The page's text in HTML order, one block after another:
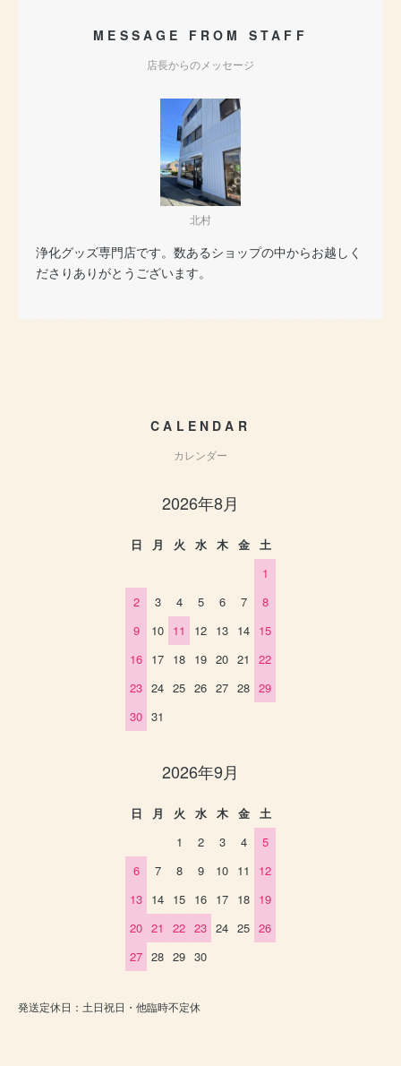
MESSAGE FROM STAFF
店長からのメッセージ
北村
浄化グッズ専門店です。数あるショップの中からお越しく
ださりありがとうございます。
CALENDAR
カレンダー
2026年8月
日 月 火 水 木 金
土
1
2
3 4 5 6 7
8
9
10 11 12 13 14 15
16 17 18 19 20 21
22
23 24 25 26 27 28 29
30 31
2026年9月
日 月 火 水 木 金
土
1
2 3 4
5
6
7 8 9 10 11
12
13 14 15 16 17 18 19
20 21 22 23 24 25 26
27 28 29 30
発送定休日：土日祝日・他臨時不定休